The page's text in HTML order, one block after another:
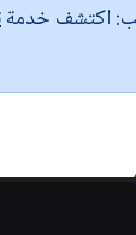
اكتشف خدمة